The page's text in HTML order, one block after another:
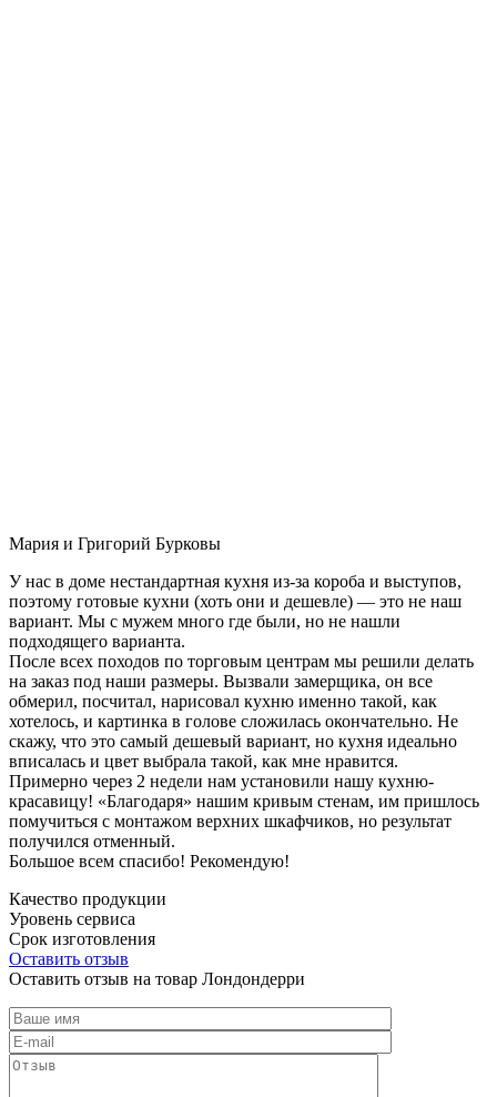
Мария и Григорий Бурковы
У нас в доме нестандартная кухня из-за короба и выступов,
поэтому готовые кухни (хоть они и дешевле) — это не наш
вариант. Мы с мужем много где были, но не нашли
подходящего варианта.
После всех походов по торговым центрам мы решили делать
на заказ под наши размеры. Вызвали замерщика, он все
обмерил, посчитал, нарисовал кухню именно такой, как
хотелось, и картинка в голове сложилась окончательно. Не
скажу, что это самый дешевый вариант, но кухня идеально
вписалась и цвет выбрала такой, как мне нравится.
Примерно через 2 недели нам установили нашу кухню-
красавицу! «Благодаря» нашим кривым стенам, им пришлось
помучиться с монтажом верхних шкафчиков, но результат
получился отменный.
Большое всем спасибо! Рекомендую!
Качество продукции
Уровень сервиса
Срок изготовления
Оставить отзыв
Оставить отзыв на товар Лондондерри